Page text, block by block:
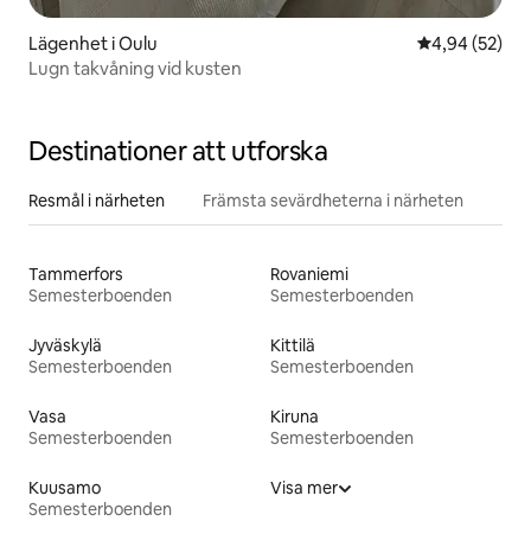
Lägenhet i Oulu 4,94 av 5 i
4,94 (52)
Lugn takvåning vid kusten
Destinationer att utforska
Resmål i närheten Främsta sevärdheterna i närheten
Tammerfors
Semesterboenden
Rovaniemi
Semesterboenden
Jyväskylä
Semesterboenden
Kittilä
Semesterboenden
Vasa
Semesterboenden
Kiruna
Semesterboenden
Kuusamo
Semesterboenden
Visa mer